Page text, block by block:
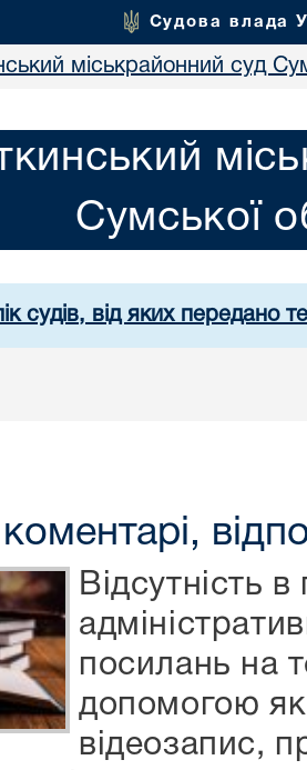
Судова влада
міськрайонний суд
Сумської
судів, від яких передано
Відсутність
посилань на
допомогою
відеозапис,